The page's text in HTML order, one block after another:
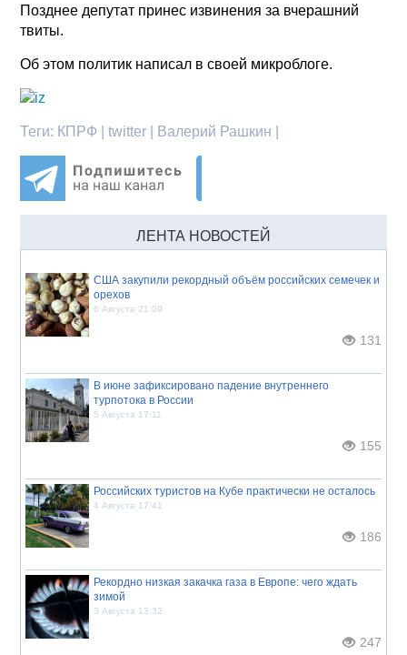
Позднее депутат принес извинения за вчерашний
твиты.
Об этом политик написал в своей микроблоге.
Теги: КПРФ | twitter | Валерий Рашкин |
ЛЕНТА НОВОСТЕЙ
США закупили рекордный объём российских семечек и
орехов
6 Августа 21:09
131
В июне зафиксировано падение внутреннего
турпотока в России
5 Августа 17:11
155
Российских туристов на Кубе практически не осталось
4 Августа 17:41
186
Рекордно низкая закачка газа в Европе: чего ждать
зимой
3 Августа 13:32
247